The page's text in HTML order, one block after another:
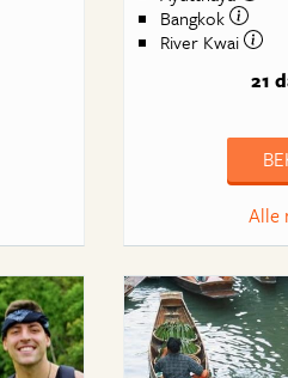
Bangkok
River Kwai
21
Alle